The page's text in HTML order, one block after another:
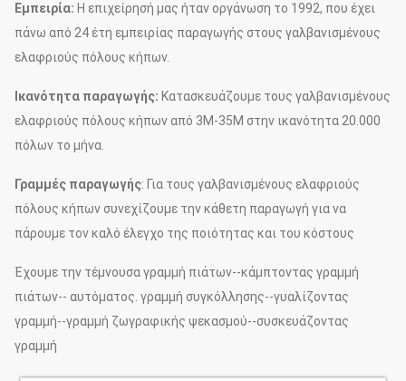
Εμπειρία: Η επιχείρησή μας ήταν οργάνωση το 1992, που έχει
πάνω από 24 έτη εμπειρίας παραγωγής στους γαλβανισμένους
ελαφριούς πόλους κήπων.
Ικανότητα παραγωγής: Κατασκευάζουμε τους γαλβανισμένους
ελαφριούς πόλους κήπων από 3M-35M στην ικανότητα 20.000
πόλων το μήνα.
Γραμμές παραγωγής: Για τους γαλβανισμένους ελαφριούς
πόλους κήπων συνεχίζουμε την κάθετη παραγωγή για να
πάρουμε τον καλό έλεγχο της ποιότητας και του κόστους
Έχουμε την τέμνουσα γραμμή πιάτων--κάμπτοντας γραμμή
πιάτων-- αυτόματος. γραμμή συγκόλλησης--γυαλίζοντας
γραμμή--γραμμή ζωγραφικής ψεκασμού--συσκευάζοντας
γραμμή